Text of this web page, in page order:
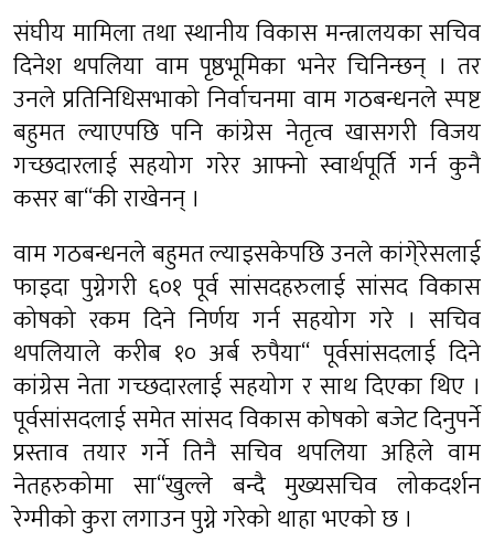
संघीय मामिला तथा स्थानीय विकास मन्त्रालयका सचिव
दिनेश थपलिया वाम पृष्ठभूमिका भनेर चिनिन्छन् । तर
उनले प्रतिनिधिसभाको निर्वाचनमा वाम गठबन्धनले स्पष्ट
बहुमत ल्याएपछि पनि कांग्रेस नेतृत्व खासगरी विजय
गच्छदारलाई सहयोग गरेर आफ्नो स्वार्थपूर्ति गर्न कुनै
कसर बा“की राखेनन् ।
वाम गठबन्धनले बहुमत ल्याइसकेपछि उनले कांगे्रेसलाई
फाइदा पुग्नेगरी ६०१ पूर्व सांसदहरुलाई सांसद विकास
कोषको रकम दिने निर्णय गर्न सहयोग गरे । सचिव
थपलियाले करीब १० अर्ब रुपैया“ पूर्वसांसदलाई दिने
कांग्रेस नेता गच्छदारलाई सहयोग र साथ दिएका थिए ।
पूर्वसांसदलाई समेत सांसद विकास कोषको बजेट दिनुपर्ने
प्रस्ताव तयार गर्ने तिनै सचिव थपलिया अहिले वाम
नेतहरुकोमा सा“खुल्ले बन्दै मुख्यसचिव लोकदर्शन
रेग्मीको कुरा लगाउन पुग्ने गरेको थाहा भएको छ ।